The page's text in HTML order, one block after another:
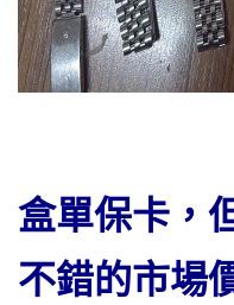
盒單保卡，
不錯的市場